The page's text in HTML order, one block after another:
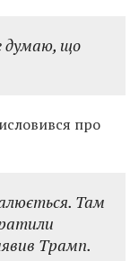
думаю, що
про
Там
Трамп.